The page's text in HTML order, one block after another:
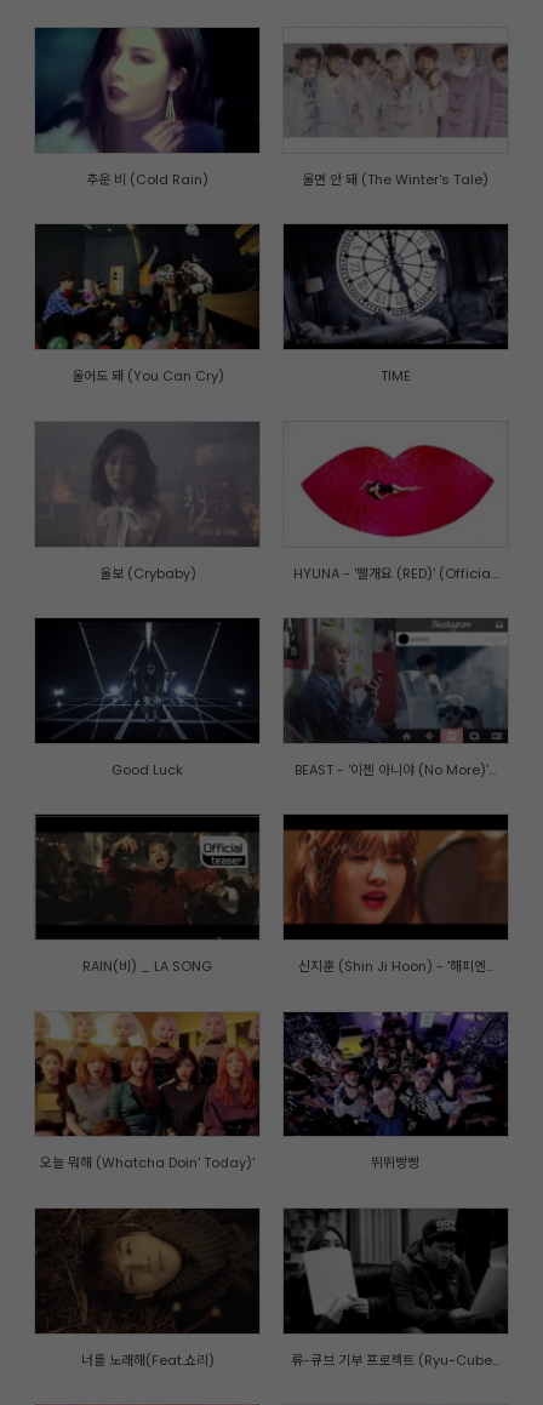
추운 비 (Cold Rain) 울면 안 돼 (The Winter's Tale)
울어도 돼 (You Can Cry) TIME
울보 (Crybaby) HYUNA - '빨개요 (RED)' (Officia...
Good Luck BEAST - '이젠 아니야 (No More)'...
RAIN(비) _ LA SONG 신지훈 (Shin Ji Hoon) - '해피엔...
오늘 뭐해 (Whatcha Doin' Today)' 뛰뛰빵빵
너를 노래해(Feat.쇼리) 류-큐브 기부 프로젝트 (Ryu-Cube...